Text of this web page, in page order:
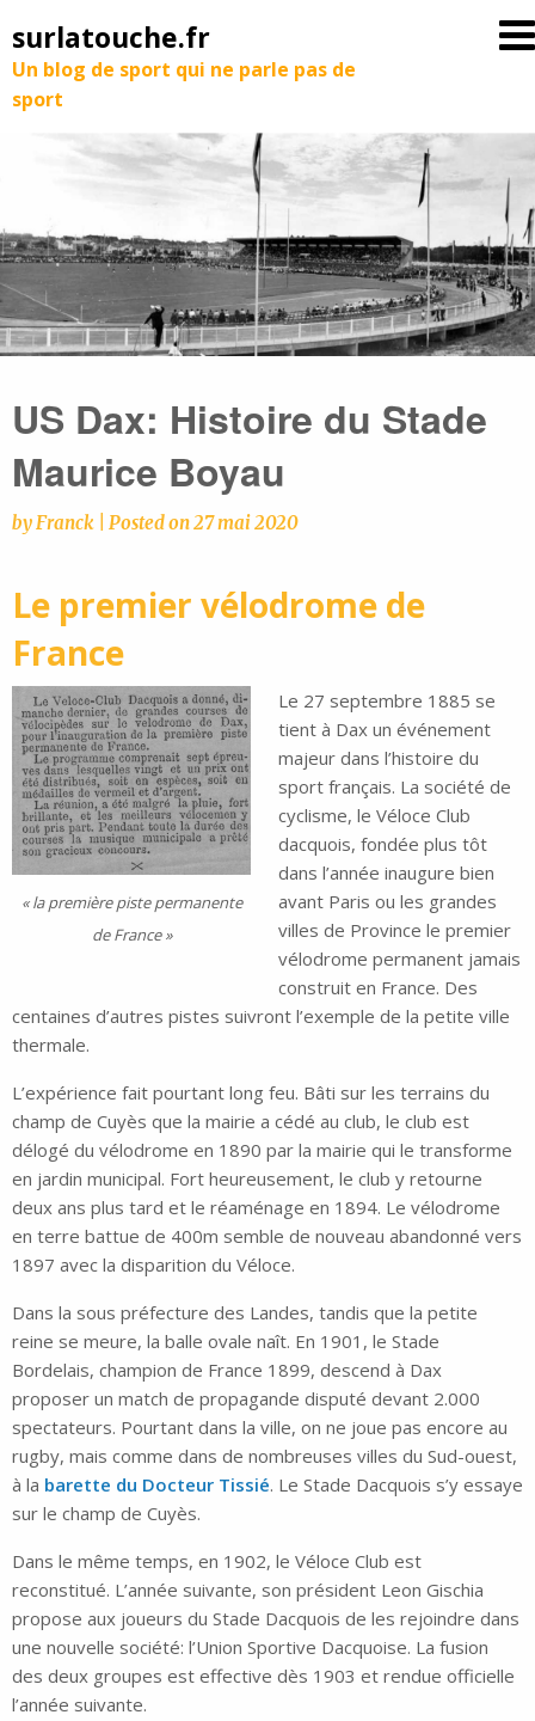
surlatouche.fr
Un blog de sport qui ne parle pas de
sport
US Dax: Histoire du Stade
Maurice Boyau
by Franck Posted on27 mai 2020
Le premier vélodrome de
France
« la première piste permanente
de France »
Le 27 septembre 1885 se
tient à Dax un événement
majeur dans l’histoire du
sport français. La société de
cyclisme, le Véloce Club
dacquois, fondée plus tôt
dans l’année inaugure bien
avant Paris ou les grandes
villes de Province le premier
vélodrome permanent jamais
construit en France. Des
centaines d’autres pistes suivront l’exemple de la petite ville
thermale.
L’expérience fait pourtant long feu. Bâti sur les terrains du
champ de Cuyès que la mairie a cédé au club, le club est
délogé du vélodrome en 1890 par la mairie qui le transforme
en jardin municipal. Fort heureusement, le club y retourne
deux ans plus tard et le réaménage en 1894. Le vélodrome
en terre battue de 400m semble de nouveau abandonné vers
1897 avec la disparition du Véloce.
Dans la sous préfecture des Landes, tandis que la petite
reine se meure, la balle ovale naît. En 1901, le Stade
Bordelais, champion de France 1899, descend à Dax
proposer un match de propagande disputé devant 2.000
spectateurs. Pourtant dans la ville, on ne joue pas encore au
rugby, mais comme dans de nombreuses villes du Sud-ouest,
à la barette du Docteur Tissié. Le Stade Dacquois s’y essaye
sur le champ de Cuyès.
Dans le même temps, en 1902, le Véloce Club est
reconstitué. L’année suivante, son président Leon Gischia
propose aux joueurs du Stade Dacquois de les rejoindre dans
une nouvelle société: l’Union Sportive Dacquoise. La fusion
des deux groupes est effective dès 1903 et rendue officielle
l’année suivante.